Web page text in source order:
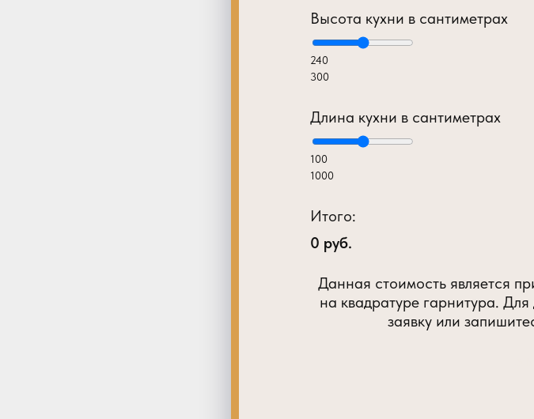
Высота кухни в сантиметрах
240
300
Длина кухни в сантиметрах
100
1000
Итого:
0 руб.
Данная стоимость является
на квадратуре гарнитура.
заявку или